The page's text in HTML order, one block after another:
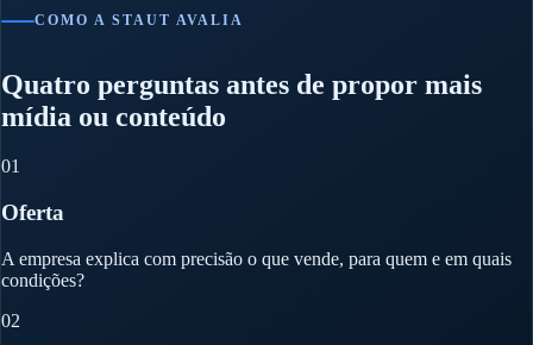
COMO A STAUT AVALIA
Quatro perguntas antes de propor mais
mídia ou conteúdo
01
Oferta
A empresa explica com precisão o que vende, para quem e em quais
condições?
02